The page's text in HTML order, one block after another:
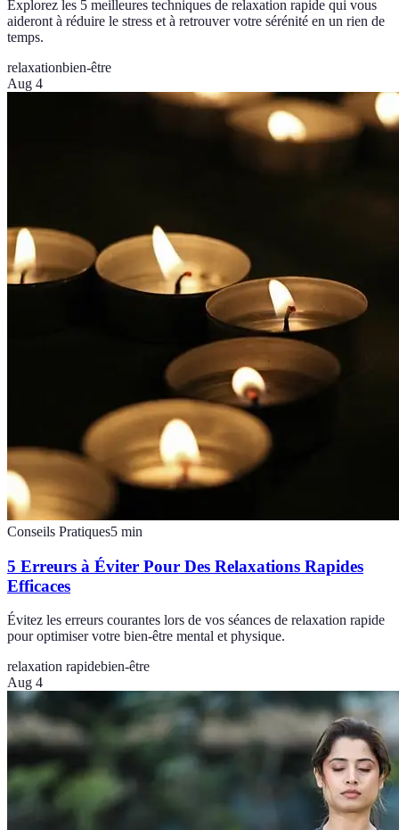
Explorez les 5 meilleures techniques de relaxation rapide qui vous
aideront à réduire le stress et à retrouver votre sérénité en un rien de
temps.
relaxationbien-être
Aug 4
Conseils Pratiques5 min
5 Erreurs à Éviter Pour Des Relaxations Rapides
Efficaces
Évitez les erreurs courantes lors de vos séances de relaxation rapide
pour optimiser votre bien-être mental et physique.
relaxation rapidebien-être
Aug 4